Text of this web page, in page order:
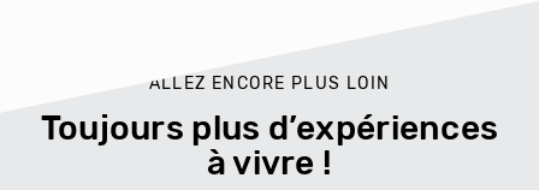
ALLEZ ENCORE PLUS LOIN
Toujours plus d’expériences
à vivre !